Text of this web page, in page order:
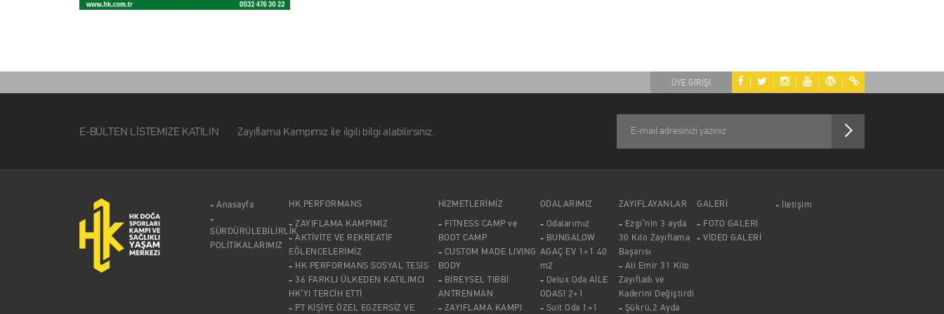
| | | | |
ÜYE GİRİŞİ
E-BÜLTEN LİSTEMİZE KATILIN Zayıflama Kampımız ile ilgili bilgi alabilirsiniz.
Anasayfa
SÜRDÜRÜLEBİLİRLİK
POLİTİKALARIMIZ
HK PERFORMANS
ZAYIFLAMA KAMPIMIZ
AKTİVİTE VE REKREATİF
EĞLENCELERİMİZ
HK PERFORMANS SOSYAL TESİS
36 FARKLI ÜLKEDEN KATILIMCI
HK’YI TERCİH ETTİ
PT KİŞİYE ÖZEL EGZERSİZ VE
HİZMETLERİMİZ
FITNESS CAMP ve
BOOT CAMP
CUSTOM MADE LIVING
BODY
BİREYSEL TIBBİ
ANTRENMAN
ZAYIFLAMA KAMPI
ODALARIMIZ
Odalarımız
BUNGALOW
AGAÇ EV 1+1 40
m2
Delux Oda AİLE
ODASI 2+1
Suit Oda 1+1
ZAYIFLAYANLAR
Ezgi’nin 3 ayda
30 Kilo Zayıflama
Başarısı
Ali Emir 31 Kilo
Zayıfladı ve
Kaderini Değiştirdi
Şükrü,2 Ayda
GALERİ
FOTO GALERİ
VİDEO GALERİ
İletişim